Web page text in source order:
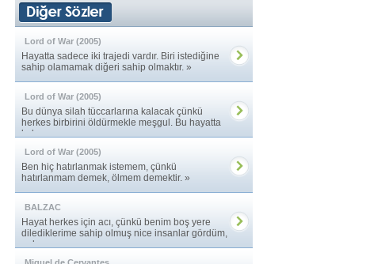
Lord of War (2005)
Hayatta sadece iki trajedi vardır. Biri istediğine
sahip olamamak diğeri sahip olmaktır. »
Lord of War (2005)
Bu dünya silah tüccarlarına kalacak çünkü
herkes birbirini öldürmekle meşgul. Bu hayatta
kalmanın ... »
Lord of War (2005)
Ben hiç hatırlanmak istemem, çünkü
hatırlanmam demek, ölmem demektir. »
BALZAC
Hayat herkes için acı, çünkü benim boş yere
dilediklerime sahip olmuş nice insanlar gördüm,
onlar ... »